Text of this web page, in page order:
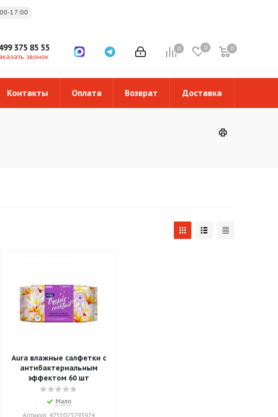
17:00
0 0 0
0
375 85 55
звонок
Контакты Оплата Возврат Доставка
Aura влажные салфетки c
антибактериальным
эффектом 60 шт
Мало
Артикул: 4751023293974